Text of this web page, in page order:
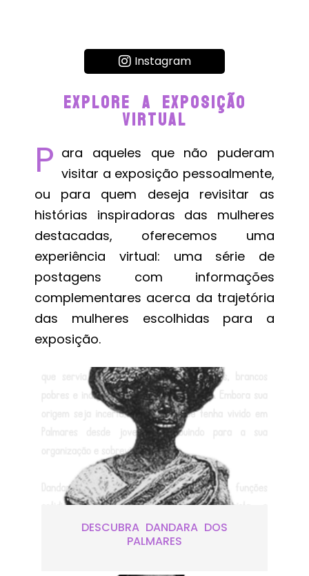
Instagram
EXPLORE A EXPOSIÇÃO
VIRTUAL
P ara aqueles que não puderam
visitar a exposição pessoalmente,
ou para quem deseja revisitar as
histórias inspiradoras das mulheres
destacadas, oferecemos uma
experiência virtual: uma série de
postagens com informações
complementares acerca da trajetória
das mulheres escolhidas para a
exposição.
DESCUBRA DANDARA DOS
PALMARES